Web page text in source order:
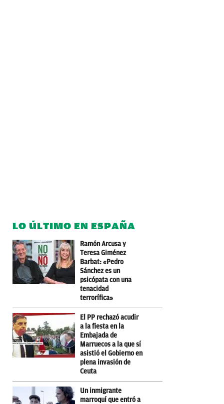
LO ÚLTIMO EN ESPAÑA
Ramón Arcusa y
Teresa Giménez
Barbat: «Pedro
Sánchez es un
psicópata con una
tenacidad
terrorífica»
El PP rechazó acudir
a la fiesta en la
Embajada de
Marruecos a la que sí
asistió el Gobierno en
plena invasión de
Ceuta
Un inmigrante
marroquí que entró a